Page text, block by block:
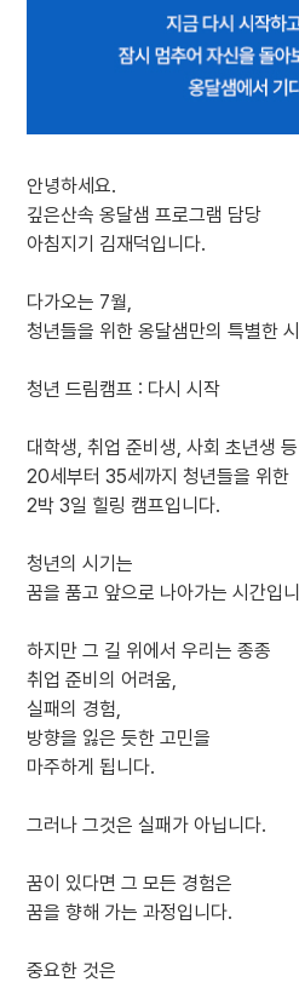
안녕하세요.
깊은산속 옹달샘 프로그램 담당
아침지기 김재덕입니다.
다가오는 7월,
청년들을 위한 옹달샘만의 특별한
청년 드림캠프 : 다시 시작
대학생, 취업 준비생, 사회 초년생 등
20세부터 35세까지 청년들을 위한
2박 3일 힐링 캠프입니다.
청년의 시기는
꿈을 품고 앞으로 나아가는 시간입
하지만 그 길 위에서 우리는 종종
취업 준비의 어려움,
실패의 경험,
방향을 잃은 듯한 고민을
마주하게 됩니다.
그러나 그것은 실패가 아닙니다.
꿈이 있다면 그 모든 경험은
꿈을 향해 가는 과정입니다.
중요한 것은